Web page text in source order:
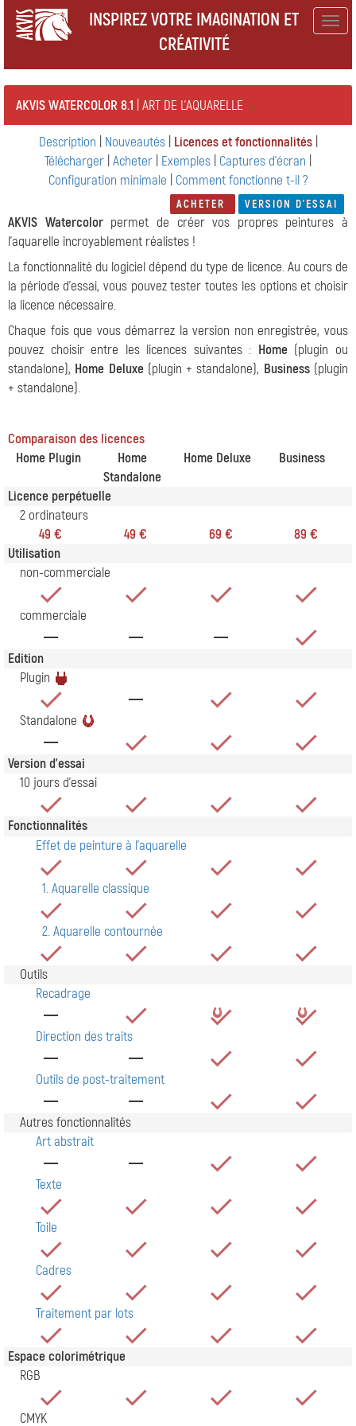
INSPIREZ VOTRE IMAGINATION ET
CRÉATIVITÉ
AKVIS WATERCOLOR 8.1 | ART DE L'AQUARELLE
Description Nouveautés Licences et fonctionnalités|
Télécharger Acheter Exemples Captures d'écran
Configuration minimale
Comment fonctionne t-il ?
ACHETER VERSION D'ESSAI
AKVIS Watercolorpermet de créer vos propres peintures à
l'aquarelle incroyablement réalistes !
La fonctionnalité du logiciel dépend du type de licence. Au cours de
la période d'essai, vous pouvez tester toutes les options et choisir
la licence nécessaire.
Chaque fois que vous démarrez la version non enregistrée, vous
pouvez choisir entre les licences suivantes : Home(plugin ou
standalone), Home Deluxe(plugin + standalone), Business(plugin
+ standalone).
Comparaison des licences
Home Plugin
Home
Standalone
Home Deluxe Business
Licence perpétuelle
2 ordinateurs
49 €
49 € 69 €
89 €
Utilisation
non-commerciale
commerciale
Edition
Plugin
Standalone
Version d'essai
10 jours d'essai
Fonctionnalités
Effet de peinture à l'aquarelle
1. Aquarelle classique
2. Aquarelle contournée
Outils
Recadrage
Direction des traits
Outils de post-traitement
Autres fonctionnalités
Art abstrait
Texte
Toile
Cadres
Traitement par lots
Espace colorimétrique
RGB
CMYK